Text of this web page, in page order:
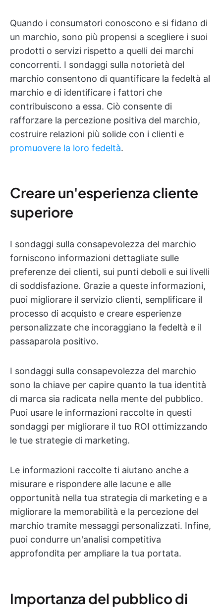
Quando i consumatori conoscono e si fidano di
un marchio, sono più propensi a scegliere i suoi
prodotti o servizi rispetto a quelli dei marchi
concorrenti. I sondaggi sulla notorietà del
marchio consentono di quantificare la fedeltà al
marchio e di identificare i fattori che
contribuiscono a essa. Ciò consente di
rafforzare la percezione positiva del marchio,
costruire relazioni più solide con i clienti e
promuovere la loro fedeltà.
Creare un'esperienza cliente
superiore
I sondaggi sulla consapevolezza del marchio
forniscono informazioni dettagliate sulle
preferenze dei clienti, sui punti deboli e sui livelli
di soddisfazione. Grazie a queste informazioni,
puoi migliorare il servizio clienti, semplificare il
processo di acquisto e creare esperienze
personalizzate che incoraggiano la fedeltà e il
passaparola positivo.
I sondaggi sulla consapevolezza del marchio
sono la chiave per capire quanto la tua identità
di marca sia radicata nella mente del pubblico.
Puoi usare le informazioni raccolte in questi
sondaggi per migliorare il tuo ROI ottimizzando
le tue strategie di marketing.
Le informazioni raccolte ti aiutano anche a
misurare e rispondere alle lacune e alle
opportunità nella tua strategia di marketing e a
migliorare la memorabilità e la percezione del
marchio tramite messaggi personalizzati. Infine,
puoi condurre un'analisi competitiva
approfondita per ampliare la tua portata.
Importanza del pubblico di